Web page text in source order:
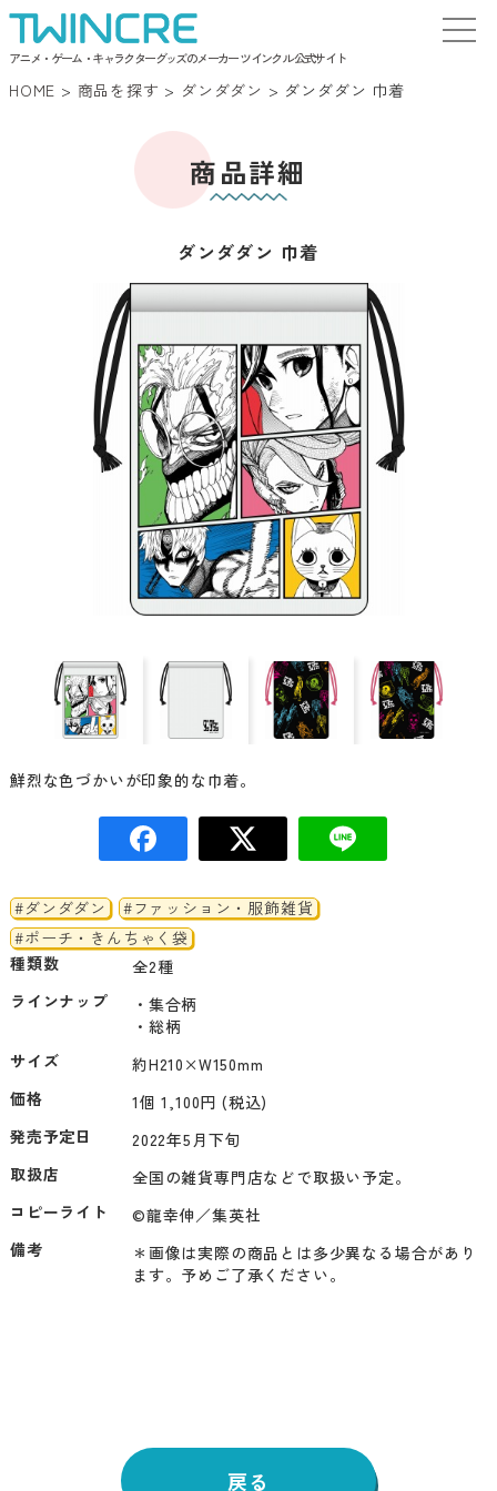
アニメ・ゲーム・キャラクターグッズのメーカー ツインクル 公式サイト
HOME > 商品を探す > ダンダダン > ダンダダン 巾着
商品詳細
ダンダダン 巾着
鮮烈な色づかいが印象的な巾着。
#ダンダダン
#ファッション・服飾雑貨
#ポーチ・きんちゃく袋
種類数
全2種
ラインナップ
・集合柄
・総柄
サイズ
約H210×W150mm
価格
1個 1,100円 (税込)
発売予定日
2022年5月下旬
取扱店
全国の雑貨専門店などで取扱い予定。
コピーライト
©龍幸伸／集英社
備考
＊画像は実際の商品とは多少異なる場合があり
ます。予めご了承ください。
戻る